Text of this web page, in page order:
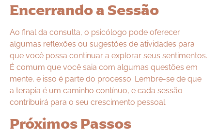
Encerrando a Sessão
Ao final da consulta, o psicólogo pode oferecer
algumas reflexões ou sugestões de atividades para
que você possa continuar a explorar seus sentimentos.
É comum que você saia com algumas questões em
mente, e isso é parte do processo. Lembre-se de que
a terapia é um caminho contínuo, e cada sessão
contribuirá para o seu crescimento pessoal.
Próximos Passos